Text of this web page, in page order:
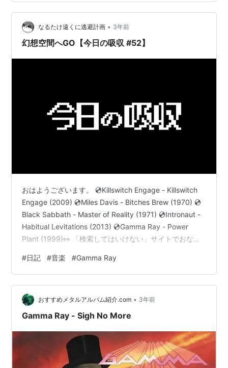
なるたけ遠くに逃避計画 • 3年前
幻想空間へGO【今日の吸収 #52】
おはようございます。 💿Killswitch Engage - Killswitch
Engage (2009) 💿Miles Davis - Bitches Brew (1970) 💿
Black Sabbath - Master of Reality (1971) 💿Intronaut -
Habitual Levitations (2013) 💿Gamma Ray - Power
Plant (1999)👀 「検索してはいけない」サイトでおなじ
いたそうです。 （※ホラーサイトなのでアクセスする際
は注意※） ふぁんしーあいらんどは私が小学生の…
#日記 #音楽 #Gamma Ray
おすすめメタルアルバム紹介.com • 3年前
Gamma Ray - Sigh No More